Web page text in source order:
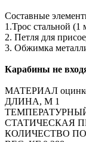
Составные
1.Трос стальной (1
2. Петля для
3. Обжимка
Карабины не
МАТЕРИАЛ
ДЛИНА, М 1
СТАТИЧЕСКАЯ
КОЛИЧЕСТВО